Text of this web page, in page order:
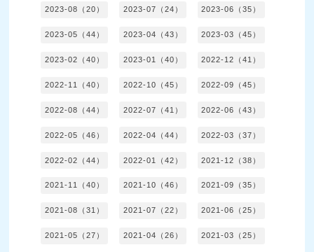
2023-08（20） 2023-07（24） 2023-06（35）
2023-05（44） 2023-04（43） 2023-03（45）
2023-02（40） 2023-01（40） 2022-12（41）
2022-11（40） 2022-10（45） 2022-09（45）
2022-08（44） 2022-07（41） 2022-06（43）
2022-05（46） 2022-04（44） 2022-03（37）
2022-02（44） 2022-01（42） 2021-12（38）
2021-11（40） 2021-10（46） 2021-09（35）
2021-08（31） 2021-07（22） 2021-06（25）
2021-05（27） 2021-04（26） 2021-03（25）